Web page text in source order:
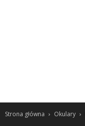
Strona główna Okulary